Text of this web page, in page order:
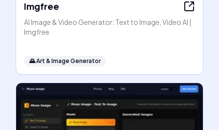
Imgfree
AI Image & Video Generator: Text to Image, Video AI |
Imgfree
🌄Art & Image Generator